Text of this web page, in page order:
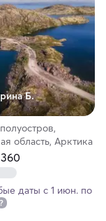
Б.
область, Арктика
даты с 1 июн. по